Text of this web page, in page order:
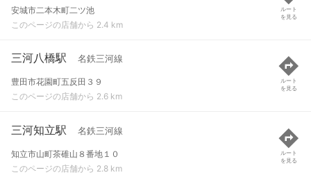
安城市二本木町二ツ池
このページの店舗から 2.4 km
ルート
を見る
三河八橋駅 名鉄三河線
豊田市花園町五反田３９
このページの店舗から 2.6 km
ルート
を見る
三河知立駅 名鉄三河線
知立市山町茶碓山８番地１０
このページの店舗から 2.8 km
ルート
を見る